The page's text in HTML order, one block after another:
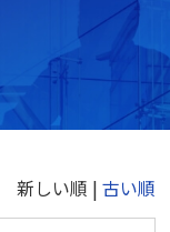
新しい順 | 古い順